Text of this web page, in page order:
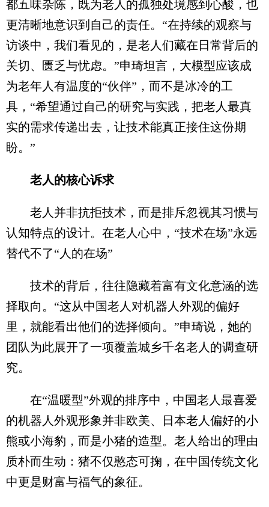
都五味杂陈，既为老人的孤独处境感到心酸，也
更清晰地意识到自己的责任。“在持续的观察与
访谈中，我们看见的，是老人们藏在日常背后的
关切、匮乏与忧虑。”申琦坦言，大模型应该成
为老年人有温度的“伙伴”，而不是冰冷的工
具，“希望通过自己的研究与实践，把老人最真
实的需求传递出去，让技术能真正接住这份期
盼。”
老人的核心诉求
老人并非抗拒技术，而是排斥忽视其习惯与
认知特点的设计。在老人心中，“技术在场”永远
替代不了“人的在场”
技术的背后，往往隐藏着富有文化意涵的选
择取向。“这从中国老人对机器人外观的偏好
里，就能看出他们的选择倾向。”申琦说，她的
团队为此展开了一项覆盖城乡千名老人的调查研
究。
在“温暖型”外观的排序中，中国老人最喜爱
的机器人外观形象并非欧美、日本老人偏好的小
熊或小海豹，而是小猪的造型。老人给出的理由
质朴而生动：猪不仅憨态可掬，在中国传统文化
中更是财富与福气的象征。